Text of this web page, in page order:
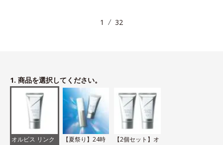
1 32
1. 商品を選択してください。
オルビス リンク
【夏祭り】24時
【2個セット】オ